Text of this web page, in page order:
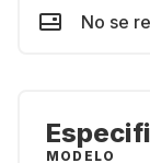
No se
MODELO